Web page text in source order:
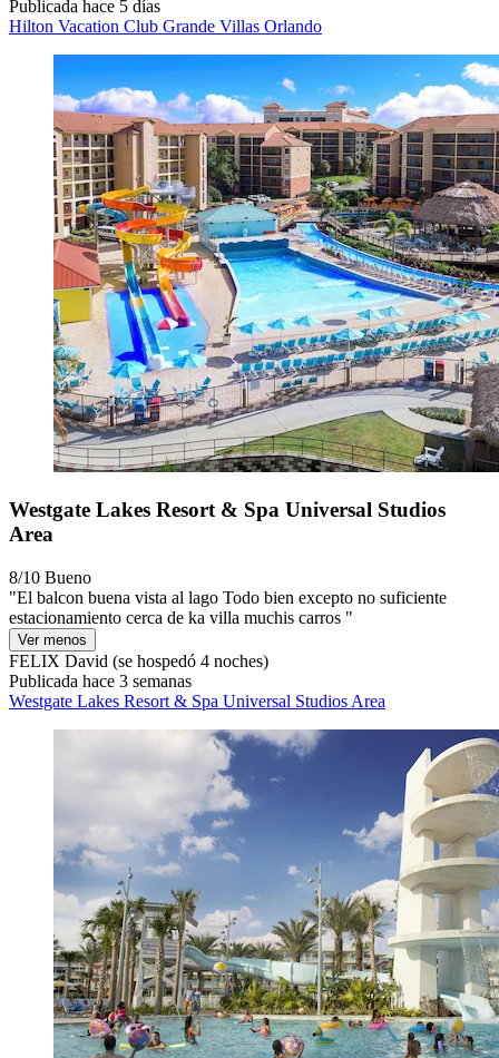
Publicada hace 5 días
Hilton Vacation Club Grande Villas Orlando
Westgate Lakes Resort & Spa Universal Studios
Area
8/10 Bueno
"El balcon buena vista al lago Todo bien excepto no suficiente
estacionamiento cerca de ka villa muchis carros "
Ver menos
FELIX David (se hospedó 4 noches)
Publicada hace 3 semanas
Westgate Lakes Resort & Spa Universal Studios Area